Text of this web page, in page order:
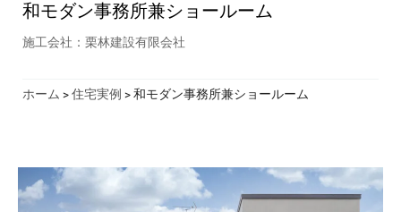
和モダン事務所兼ショールーム
施工会社：栗林建設有限会社
ホーム >住宅実例 >和モダン事務所兼ショールーム